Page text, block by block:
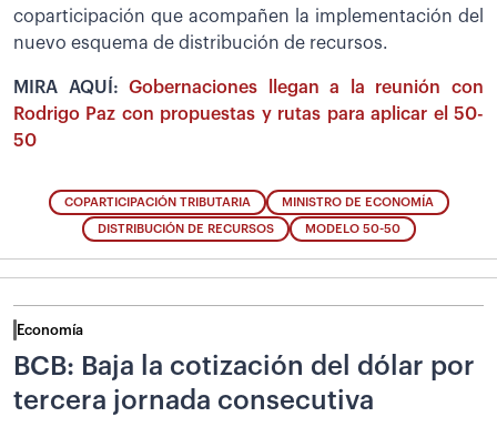
coparticipación que acompañen la implementación del
nuevo esquema de distribución de recursos.
MIRA AQUÍ:Gobernaciones llegan a la reunión con
Rodrigo Paz con propuestas y rutas para aplicar el 50-
50
COPARTICIPACIÓN TRIBUTARIA MINISTRO DE ECONOMÍA
DISTRIBUCIÓN DE RECURSOS MODELO 50-50
Economía
BCB: Baja la cotización del dólar por
tercera jornada consecutiva